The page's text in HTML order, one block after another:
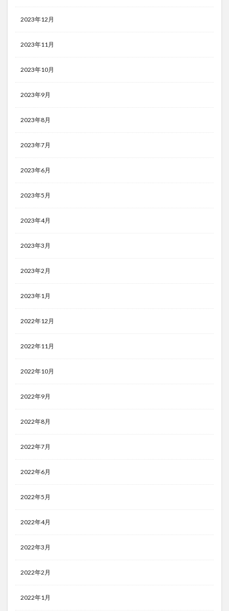
2023年12月
2023年11月
2023年10月
2023年9月
2023年8月
2023年7月
2023年6月
2023年5月
2023年4月
2023年3月
2023年2月
2023年1月
2022年12月
2022年11月
2022年10月
2022年9月
2022年8月
2022年7月
2022年6月
2022年5月
2022年4月
2022年3月
2022年2月
2022年1月